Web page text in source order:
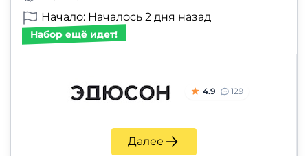
Начало: Началось 2 дня назад
Набор ещё идет!
4.9 129
Далее